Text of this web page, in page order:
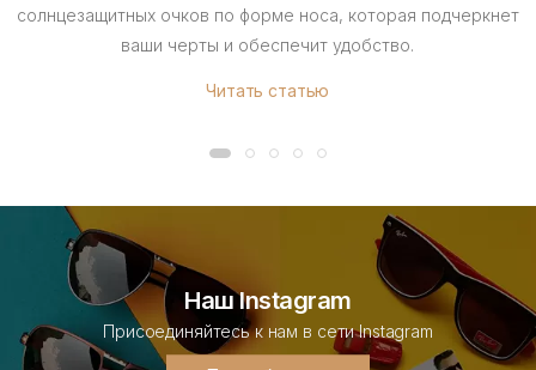
солнцезащитных очков по форме носа, которая подчеркнет
ваши черты и обеспечит удобство.
Читать статью
Наш Instagram
Присоединяйтесь к нам в сети Instagram